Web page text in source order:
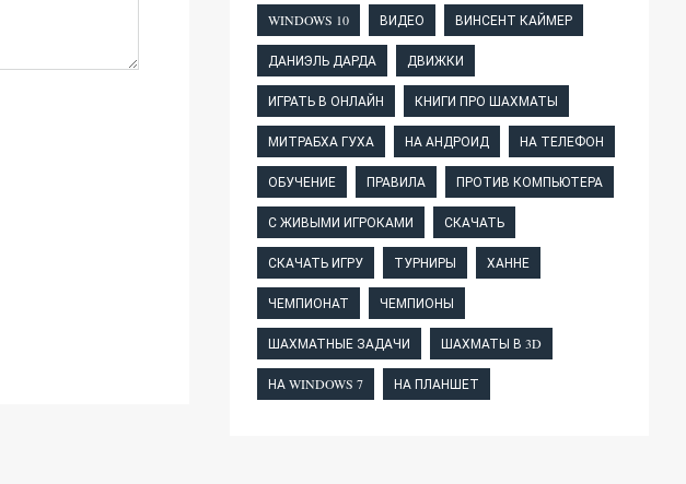
WINDOWS 10 ВИДЕО ВИНСЕНТ КАЙМЕР
ДАНИЭЛЬ ДАРДА ДВИЖКИ
ИГРАТЬ В ОНЛАЙН КНИГИ ПРО ШАХМАТЫ
МИТРАБХА ГУХА НА АНДРОИД НА ТЕЛЕФОН
ОБУЧЕНИЕ ПРАВИЛА ПРОТИВ КОМПЬЮТЕРА
С ЖИВЫМИ ИГРОКАМИ СКАЧАТЬ
СКАЧАТЬ ИГРУ ТУРНИРЫ ХАННЕ
ЧЕМПИОНАТ ЧЕМПИОНЫ
ШАХМАТНЫЕ ЗАДАЧИ ШАХМАТЫ В 3D
НА WINDOWS 7 НА ПЛАНШЕТ